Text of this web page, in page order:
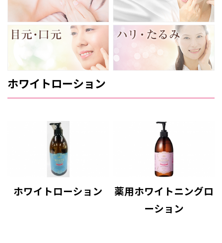
ホワイトローション
ホワイトローション
薬用ホワイトニングロ
ーション